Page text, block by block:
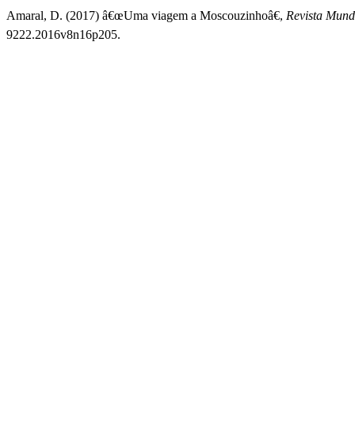
Amaral, D. (2017) â€œUma viagem a Moscouzinhoâ€, Revista
9222.2016v8n16p205.